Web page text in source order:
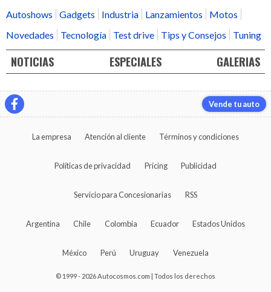
Autoshows
Gadgets Industria Lanzamientos
Motos
Novedades
Tecnología Test drive Tips y Consejos Tuning
NOTICIAS ESPECIALES GALERIAS
Vende tu auto
La empresa Atención al cliente Términos y condiciones
Políticas de privacidad Pricing Publicidad
Servicio para Concesionarias RSS
Argentina Chile Colombia Ecuador Estados Unidos
México Perú Uruguay Venezuela
© 1999 - 2026 Autocosmos.com | Todos los derechos